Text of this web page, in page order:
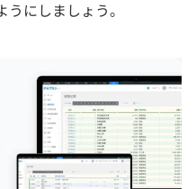
にしましょう。